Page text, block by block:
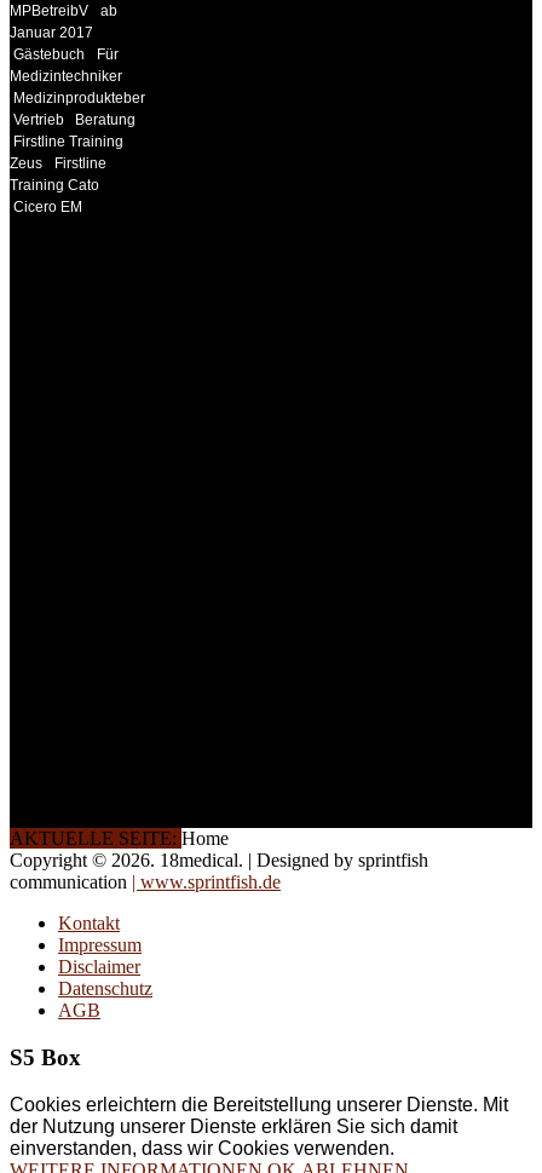
MPBetreibV
ab
Januar 2017
Gästebuch
Für
Medizintechniker
Medizinprodukteberater
Vertrieb
Beratung
Firstline Training
Zeus
Firstline
Training Cato
Cicero EM
AKTUELLE SEITE: Home
Copyright © 2026. 18medical. | Designed by sprintfish
communication | www.sprintfish.de
Kontakt
Impressum
Disclaimer
Datenschutz
AGB
S5 Box
Cookies erleichtern die Bereitstellung unserer Dienste. Mit
der Nutzung unserer Dienste erklären Sie sich damit
einverstanden, dass wir Cookies verwenden.